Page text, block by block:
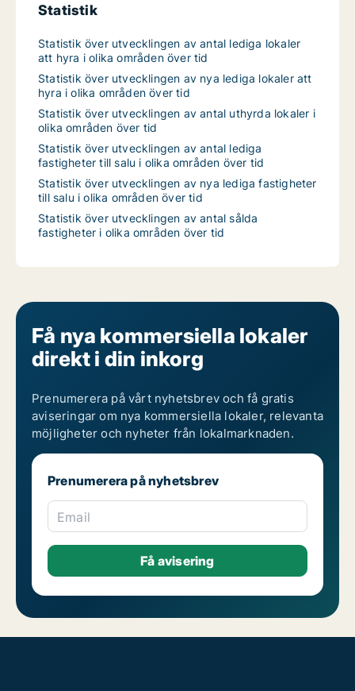
Statistik
Statistik över utvecklingen av antal lediga lokaler
att hyra i olika områden över tid
Statistik över utvecklingen av nya lediga lokaler att
hyra i olika områden över tid
Statistik över utvecklingen av antal uthyrda lokaler i
olika områden över tid
Statistik över utvecklingen av antal lediga
fastigheter till salu i olika områden över tid
Statistik över utvecklingen av nya lediga fastigheter
till salu i olika områden över tid
Statistik över utvecklingen av antal sålda
fastigheter i olika områden över tid
Få nya kommersiella lokaler
direkt i din inkorg
Prenumerera på vårt nyhetsbrev och få gratis
aviseringar om nya kommersiella lokaler, relevanta
möjligheter och nyheter från lokalmarknaden.
Prenumerera på nyhetsbrev
Email